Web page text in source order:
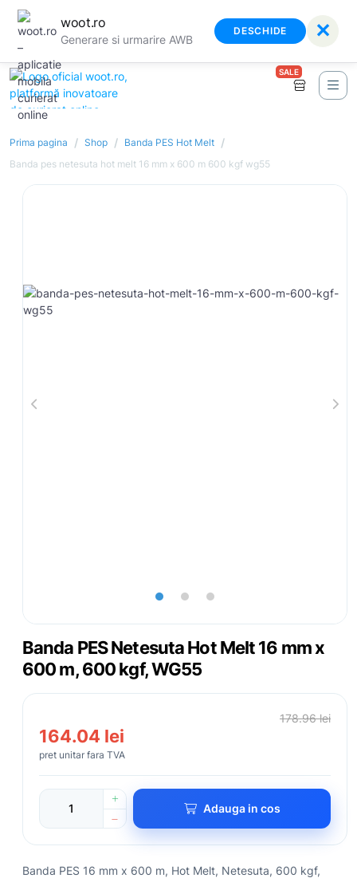
woot.ro
Generare si urmarire AWB
DESCHIDE ✕
SALE
Prima pagina / Shop / Banda PES Hot Melt /
Banda pes netesuta hot melt 16 mm x 600 m 600 kgf wg55
lens lens lens
Banda PES Netesuta Hot Melt 16 mm x
600 m, 600 kgf, WG55
178.96 lei
164.04 lei
pret unitar fara TVA
Adauga in cos
Banda PES 16 mm x 600 m, Hot Melt, Netesuta, 600 kgf,